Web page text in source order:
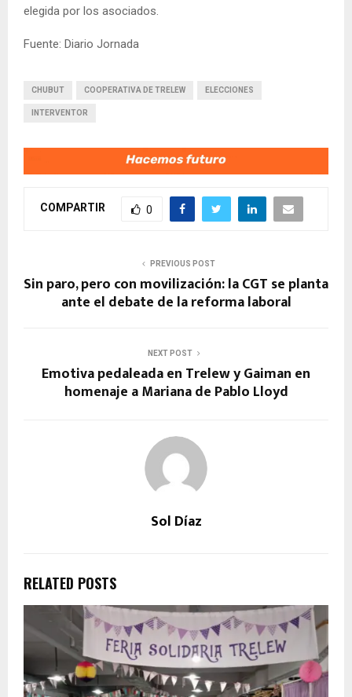
elegida por los asociados.
Fuente: Diario Jornada
CHUBUT COOPERATIVA DE TRELEW ELECCIONES
INTERVENTOR
COMPARTIR 0
PREVIOUS POST
Sin paro, pero con movilización: la CGT se planta
ante el debate de la reforma laboral
NEXT POST
Emotiva pedaleada en Trelew y Gaiman en
homenaje a Mariana de Pablo Lloyd
Sol Díaz
RELATED POSTS